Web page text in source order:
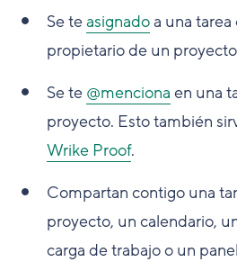
Se teasignadoa una
propietario de un
Se te @menciona en una
proyecto. Esto también
Wrike Proof.
Compartan contigo una
proyecto, un calendario,
carga de trabajo o un